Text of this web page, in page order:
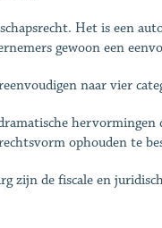
Het is een
gewoon een
naar vier
ophouden te
zijn de fiscale en